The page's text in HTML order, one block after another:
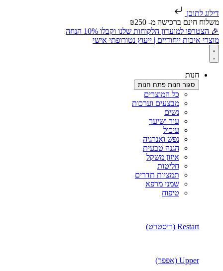
דילוג לתוכן
משלוח חינם ברכישה מ- ₪250
🎉 הצטרפו למועדון הלקוחות שלנו וקבלו 10% הנחה
מוצרי איכות ייחודיים | ייעוץ נטורופתי אישי
חנות
סגור חנות פתח חנות
כל המוצרים
מבצעים וערכות
נשים
עור ושיער
עיכול
נפש ואנרגיה
הגנה טבעית
איזון משקל
חליטות
תמציות תדרים
שמני מרפא
טיפוח
Restart (ריסטרט)
Upper (אפפר)